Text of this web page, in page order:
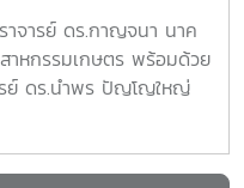
ซึ่งเป็นแหล่งเรียนรู้ด้าน
อุตสาหกรรมอาหาร โดยมี
สนอและให้ข้อมูลเกี่ยวกับ
ยุกต์ใช้เทคโนโลยีดังกล่าว
วมมือยังครอบคลุมถึงการ
การคัดเลือกนักศึกษาเข้า
จารย์ ดร.กาญจนา นาค
หกรรมเกษตร พร้อมด้วย
รย์ ดร.นำพร ปัญโญใหญ่
งคณบดีฝ่ายวิชาการและ
ดร.แพรวพรรณ จอมงาม ผู้